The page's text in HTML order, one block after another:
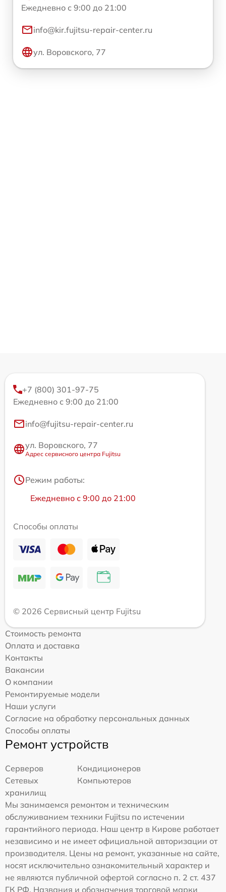
Ежедневно с 9:00 до 21:00
info@kir.fujitsu-repair-center.ru
ул. Воровского, 77
+7 (800) 301-97-75
Ежедневно с 9:00 до 21:00
info@fujitsu-repair-center.ru
ул. Воровского, 77
Адрес сервисного центра Fujitsu
Режим работы:
Ежедневно с 9:00 до 21:00
Способы оплаты
© 2026 Сервисный центр Fujitsu
Стоимость ремонта
Оплата и доставка
Контакты
Вакансии
О компании
Ремонтируемые модели
Наши услуги
Согласие на обработку персональных данных
Способы оплаты
Ремонт устройств
Серверов
Кондиционеров
Сетевых
хранилищ
Компьютеров
Мы занимаемся ремонтом и техническим
обслуживанием техники Fujitsu по истечении
гарантийного периода. Наш центр в Кирове работает
независимо и не имеет официальной авторизации от
производителя. Цены на ремонт, указанные на сайте,
носят исключительно ознакомительный характер и
не являются публичной офертой согласно п. 2 ст. 437
ГК РФ. Названия и обозначения торговой марки